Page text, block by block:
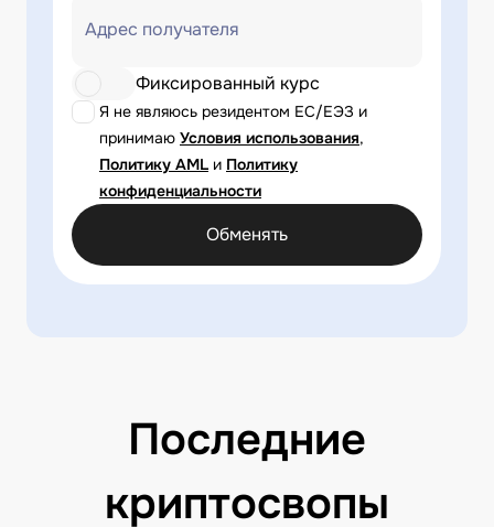
Адрес получателя
Я не являюсь резидентом ЕС/ЕЭЗ и
принимаю Условия использования,
Политику AML и Политику
конфиденциальности
Фиксированный курс
Обменять
Последние
криптосвопы